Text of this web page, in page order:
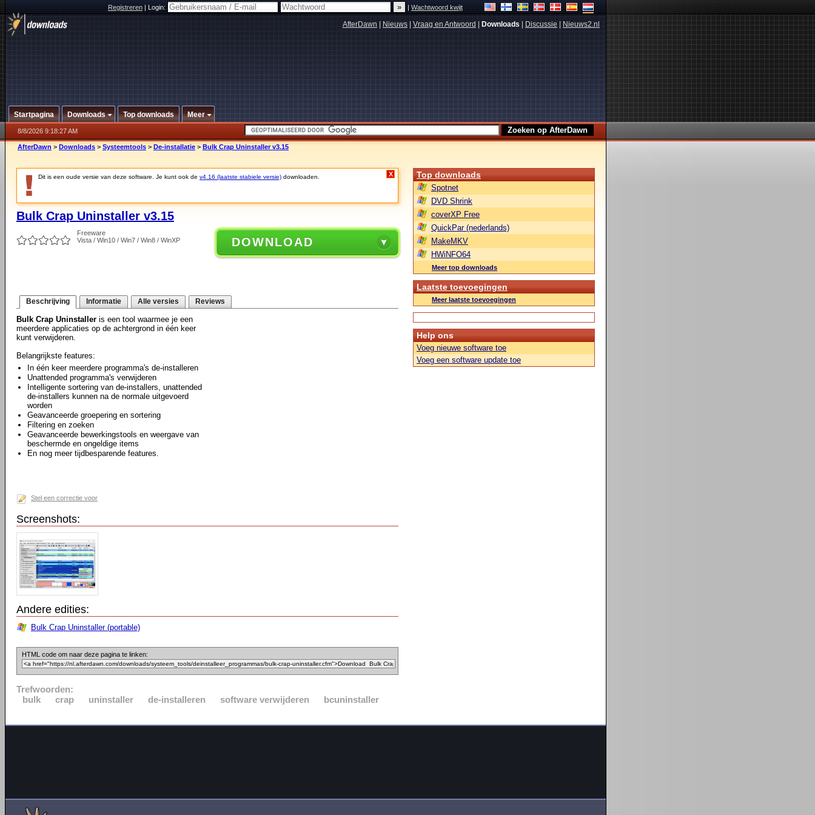
Registreren|Login: |Wachtwoord kwijt
AfterDawn Nieuws Vraag en Antwoord Downloads Discussie Nieuws2.nl
Startpagina Downloads Top downloads Meer
8/8/2026 9:18:27 AM
AfterDawn > Downloads > Systeemtools > De-installatie > Bulk Crap Uninstaller v3.15
Dit is een oude versie van deze software. Je kunt ook de v4.16 (laatste stabiele versie) downloaden. X
Bulk Crap Uninstaller v3.15
Freeware
Vista / Win10 / Win7 / Win8 / WinXP
DOWNLOAD
Beschrijving Informatie Alle versies Reviews
Bulk Crap Uninstaller is een tool waarmee je een
meerdere applicaties op de achtergrond in één keer
kunt verwijderen.
Belangrijkste features:
In één keer meerdere programma's de-installeren
Unattended programma's verwijderen
Intelligente sortering van de-installers, unattended
de-installers kunnen na de normale uitgevoerd
worden
Geavanceerde groepering en sortering
Filtering en zoeken
Geavanceerde bewerkingstools en weergave van
beschermde en ongeldige items
En nog meer tijdbesparende features.
Stel een correctie voor
Screenshots:
Andere edities:
Bulk Crap Uninstaller (portable)
HTML code om naar deze pagina te linken:
Trefwoorden:
bulk
crap uninstaller de-installeren software verwijderen bcuninstaller
Top downloads
Spotnet
DVD Shrink
coverXP Free
QuickPar (nederlands)
MakeMKV
HWiNFO64
Meer top downloads
Laatste toevoegingen
Meer laatste toevoegingen
Help ons
Voeg nieuwe software toe
Voeg een software update toe